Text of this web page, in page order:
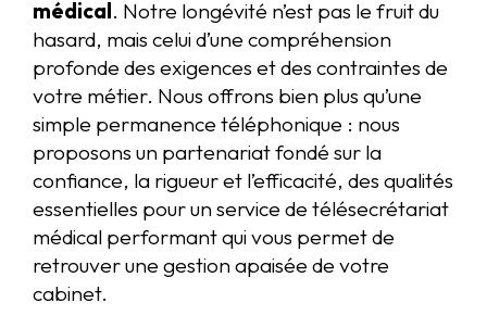
médical. Notre longévité n’est pas le fruit du
hasard, mais celui d’une compréhension
profonde des exigences et des contraintes de
votre métier. Nous offrons bien plus qu’une
simple permanence téléphonique : nous
proposons un partenariat fondé sur la
confiance, la rigueur et l’efficacité, des qualités
essentielles pour un service de télésecrétariat
médical performant qui vous permet de
retrouver une gestion apaisée de votre
cabinet.